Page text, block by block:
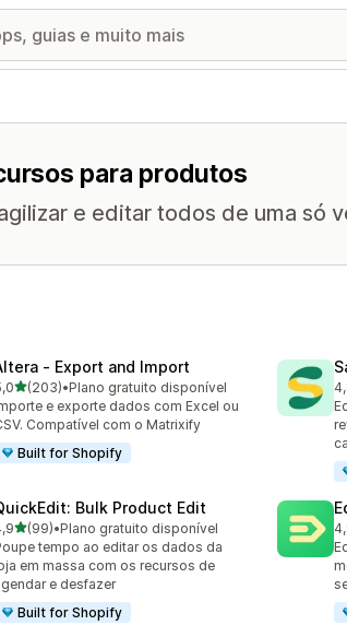
para produtos
e editar todos de uma só
‑ Export and Import
de 5 estrelas
(203)
avaliações ao todo
•Plano gratuito disponível
e exporte dados com Excel ou
Compatível com o Matrixify
Built for Shopify
Bulk Product Edit
de 5 estrelas
(99)
avaliações ao todo
•Plano gratuito disponível
tempo ao editar os dados da
em massa com os recursos de
e desfazer
Built for Shopify